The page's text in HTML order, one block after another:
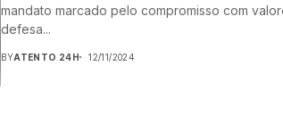
mandato marcado pelo compromisso com
defesa...
BYATENTO 24H 12/11/2024